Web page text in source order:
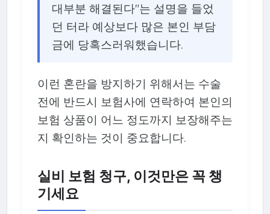
대부분 해결된다"는 설명을 들었
던 터라 예상보다 많은 본인 부담
금에 당혹스러워했습니다.
이런 혼란을 방지하기 위해서는 수술
전에 반드시 보험사에 연락하여 본인의
보험 상품이 어느 정도까지 보장해주는
지 확인하는 것이 중요합니다.
실비 보험 청구, 이것만은 꼭 챙
기세요